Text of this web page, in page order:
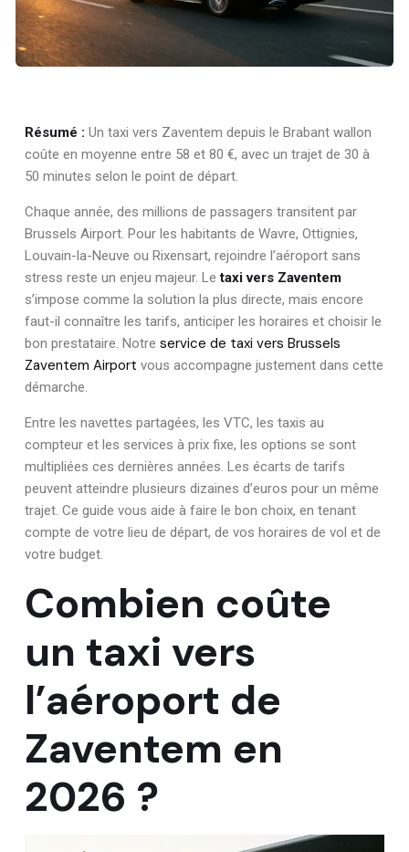
Résumé : Un taxi vers Zaventem depuis le Brabant wallon
coûte en moyenne entre 58 et 80 €, avec un trajet de 30 à
50 minutes selon le point de départ.
Chaque année, des millions de passagers transitent par
Brussels Airport. Pour les habitants de Wavre, Ottignies,
Louvain-la-Neuve ou Rixensart, rejoindre l’aéroport sans
stress reste un enjeu majeur. Letaxi vers Zaventem
s’impose comme la solution la plus directe, mais encore
faut-il connaître les tarifs, anticiper les horaires et choisir le
bon prestataire. Notre service de taxi vers Brussels
Zaventem Airport vous accompagne justement dans cette
démarche.
Entre les navettes partagées, les VTC, les taxis au
compteur et les services à prix fixe, les options se sont
multipliées ces dernières années. Les écarts de tarifs
peuvent atteindre plusieurs dizaines d’euros pour un même
trajet. Ce guide vous aide à faire le bon choix, en tenant
compte de votre lieu de départ, de vos horaires de vol et de
votre budget.
Combien coûte
un taxi vers
l’aéroport de
Zaventem en
2026 ?